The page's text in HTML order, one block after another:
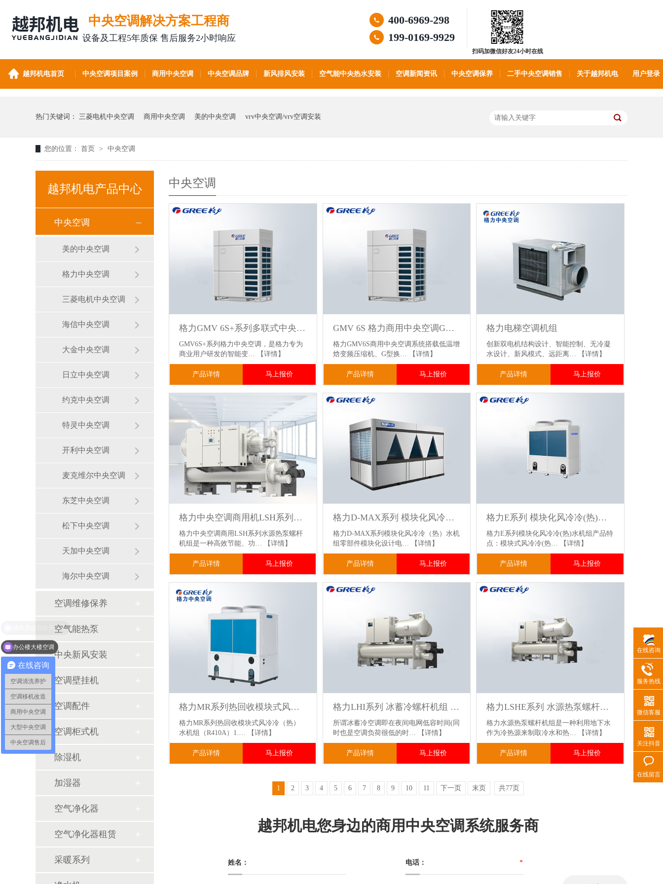
中央空调解决方案工程商
设备及工程5年质保 售后服务2小时响应
400-6969-298
199-0169-9929
扫码加微信好友24小时在线
越邦机电首页 中央空调项目案例 商用中央空调 中央空调品牌 新风排风安装 空气能中央热水安装 空调新闻资讯 中央空调保养 二手中央空调销售 关于越邦机电 用户登录
热门关键词： 三菱电机中央空调 商用中央空调 美的中央空调 vrv中央空调/vrv空调安装
您的位置： 首页 > 中央空调
越邦机电产品中心
中央空调
美的中央空调
格力中央空调
三菱电机中央空调
海信中央空调
大金中央空调
日立中央空调
约克中央空调
特灵中央空调
开利中央空调
麦克维尔中央空调
东芝中央空调
松下中央空调
天加中央空调
海尔中央空调
空调维修保养
空气能热泵
中央新风安装
空调壁挂机
空调配件
空调柜式机
除湿机
加湿器
空气净化器
空气净化器租赁
采暖系列
中央空调
格力GMV 6S+系列多联式中央空调机组
GMV6S+系列格力中央空调，是格力专为
商业用户研发的智能变…
【详情】
产品详情 马上报价
GMV 6S 格力商用中央空调GMV-252W/J免费设计工程师上门勘测
格力GMV6S商用中央空调系统搭载低温增
焓变频压缩机、G型换…
【详情】
产品详情 马上报价
格力电梯空调机组
创新双电机结构设计、智能控制、无冷凝
水设计、新风模式、远距离…
【详情】
产品详情 马上报价
格力中央空调商用机LSH系列水源热泵螺杆机组
格力中央空调商用LSH系列水源热泵螺杆
机组是一种高效节能、功…
【详情】
产品详情 马上报价
格力D-MAX系列 模块化风冷冷(热)水机组 适用于大型商业综合体/酒店/医院 灵活扩容不浪费资源
格力D-MAX系列模块化风冷冷（热）水机
组零部件模块化设计电…
【详情】
产品详情 马上报价
格力E系列 模块化风冷冷(热)水机组 适用于酒店商场办公楼工厂
格力E系列模块化风冷冷(热)水机组产品特
点：模块式风冷冷(热…
【详情】
产品详情 马上报价
格力MR系列热回收模块式风冷冷(热)水机组 R410A环保冷媒 高效制冷制热+免费生活热水
格力MR系列热回收模块式风冷冷（热）
水机组（R410A）1.…
【详情】
产品详情 马上报价
格力LHI系列 冰蓄冷螺杆机组 适用于大型商场.酒店.医院.数据中心稳定供冷
所谓冰蓄冷空调即在夜间电网低容时间(同
时也是空调负荷很低的时…
【详情】
产品详情 马上报价
格力LSHE系列 水源热泵螺杆机组 水源热回收技术 一机实现制冷供热 节能率超40%
格力水源热泵螺杆机组是一种利用地下水
作为冷热源来制取冷水和热…
【详情】
产品详情 马上报价
1 2 3 4 5 6 7 8 9 10 11 下一页 末页 共77页
越邦机电您身边的商用中央空调系统服务商
姓名： 电话： *
在线咨询
服务热线
微信客服
关注抖音
在线留言
在线咨询
空调清洗养护
空调移机改造
商用中央空调
大型中央空调
中央空调售后
办公楼大楼空调